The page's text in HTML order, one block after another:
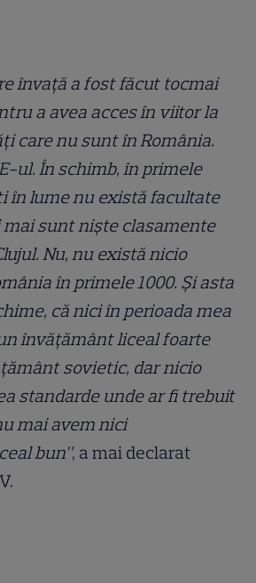
învață a fost făcut tocmai
a avea acces în viitor la
care nu sunt în România.
ul. În schimb, în primele
în lume nu există facultate
mai sunt niște clasamente
Nu, nu există nicio
în primele 1000. Și asta
că nici în perioada mea
învățământ liceal foarte
sovietic, dar nicio
standarde unde ar fi trebuit
mai avem nici
bun”, a mai declarat